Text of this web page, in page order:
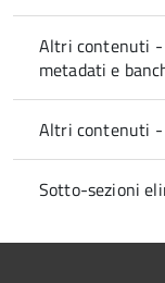
Altri contenuti -
metadati e
Altri contenuti -
Sotto-sezioni